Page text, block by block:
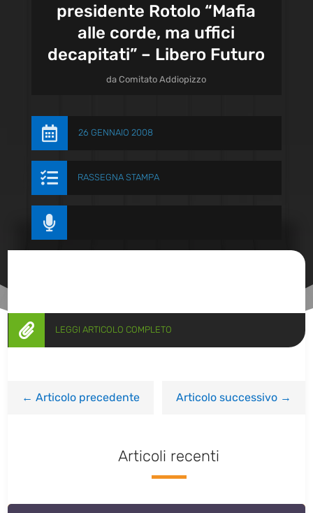
presidente Rotolo “Mafia
alle corde, ma uffici
decapitati” – Libero Futuro
daComitato Addiopizzo
 26 GENNAIO 2008
 RASSEGNA STAMPA

 LEGGI ARTICOLO COMPLETO
←Articolo precedente Articolo successivo→
Articoli recenti